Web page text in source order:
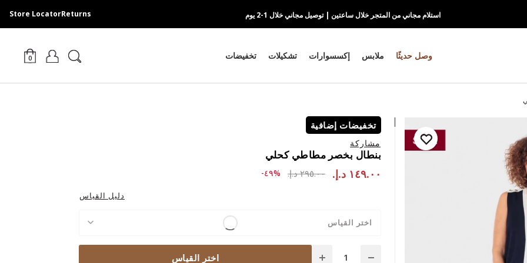
استلام مجاني من المتجر خلال ساعتين | توصيل مجاني خلال 1-2 يوم Returns
Store Locator
وصل حديثًا ملابس إكسسوارات تشكيلات تخفيضات 0
تخفيضات إضافية
مشاركة
بنطال بخصر مطاطي كحلي
١٤٩.٠٠ د.إ.‏ Price reduced from
٢٩٥.٠٠ د.إ.‏ to ١٤٩.٠٠ د.إ.‏%٤٩-
دليل القياس
اختر القياس
اختر القياس